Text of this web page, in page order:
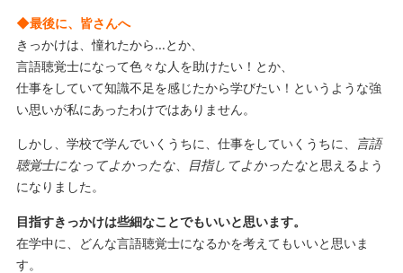
◆最後に、皆さんへ
きっかけは、憧れたから…とか、
言語聴覚士になって色々な人を助けたい！とか、
仕事をしていて知識不足を感じたから学びたい！というような強
い思いが私にあったわけではありません。
しかし、学校で学んでいくうちに、仕事をしていくうちに、
言語
聴覚士になってよかったな、 目指してよかったなと思えるよう
になりました。
目指すきっかけは些細なことでもいいと思います。
在学中に、どんな言語聴覚士になるかを考えてもいいと思いま
す。